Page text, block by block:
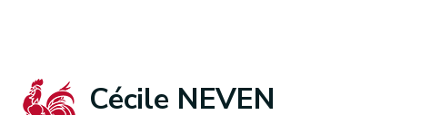
Cécile NEVEN